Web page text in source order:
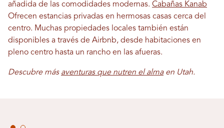
añadida de las comodidades modernas. Cabañas Kanab
Ofrecen estancias privadas en hermosas casas cerca del
centro. Muchas propiedades locales también están
disponibles a través de Airbnb, desde habitaciones en
pleno centro hasta un rancho en las afueras.
Descubre más aventuras que nutren el almaen Utah.